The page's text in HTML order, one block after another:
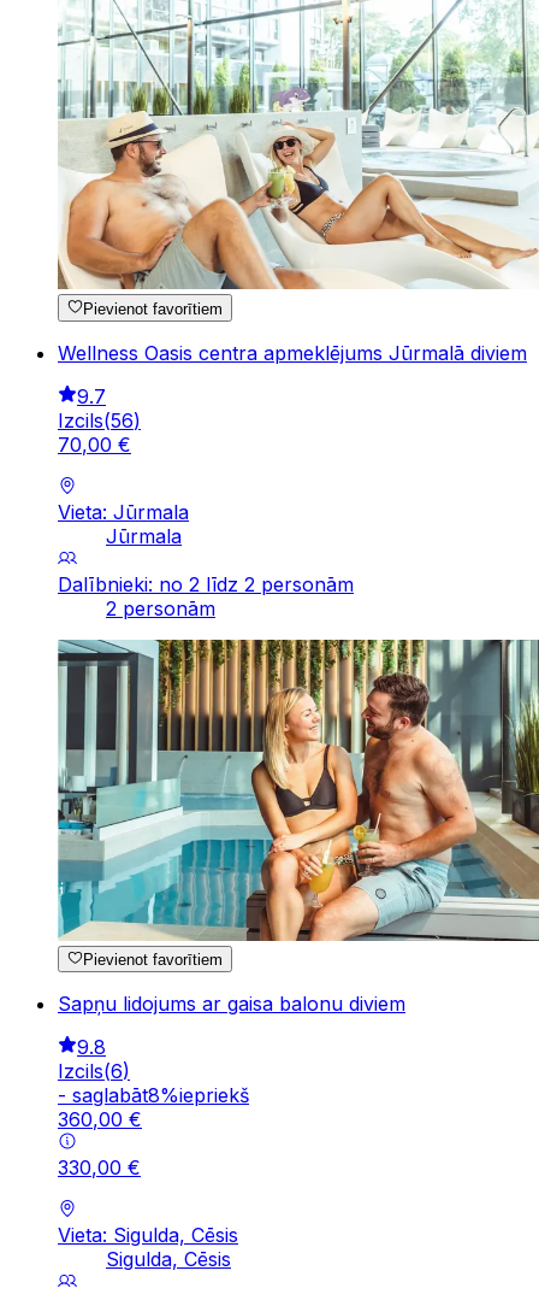
Pievienot favorītiem
Wellness Oasis centra apmeklējums Jūrmalā diviem
9.7
Izcils(56)
70,00 €
Vieta: Jūrmala
Jūrmala
Dalībnieki: no 2 līdz 2 personām
2 personām
Pievienot favorītiem
Sapņu lidojums ar gaisa balonu diviem
9.8
Izcils(6)
- saglabāt8%iepriekš
360,00 €
330,00 €
Vieta: Sigulda, Cēsis
Sigulda, Cēsis